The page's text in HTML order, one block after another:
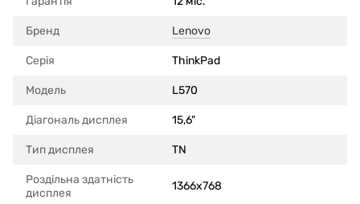
Бренд Lenovo
Серія ThinkPad
Модель L570
Діагональ дисплея 15,6"
Тип дисплея TN
Роздільна здатність
дисплея
1366x768